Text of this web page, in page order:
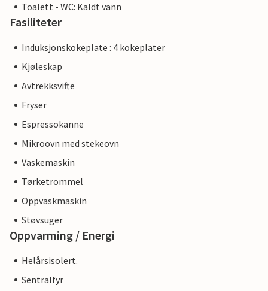
Toalett - WC: Kaldt vann
Fasiliteter
Induksjonskokeplate : 4 kokeplater
Kjøleskap
Avtrekksvifte
Fryser
Espressokanne
Mikroovn med stekeovn
Vaskemaskin
Tørketrommel
Oppvaskmaskin
Støvsuger
Oppvarming / Energi
Helårsisolert.
Sentralfyr